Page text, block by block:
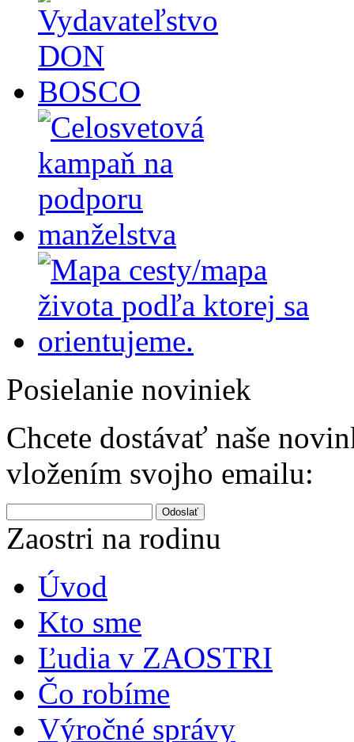
Posielanie noviniek
Chcete dostávať naše
vložením svojho emailu:
Odoslať
Zaostri na rodinu
Úvod
Kto sme
Ľudia v ZAOSTRI
Čo robíme
Výročné správy